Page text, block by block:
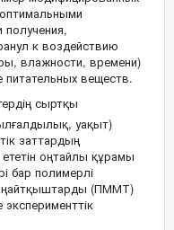
получения,
к воздействию
влажности, времени)
веществ.
сыртқы
уақыт)
заттардың
оңтайлы құрамы
бар полимерлі
(ПММТ)
эксперименттік